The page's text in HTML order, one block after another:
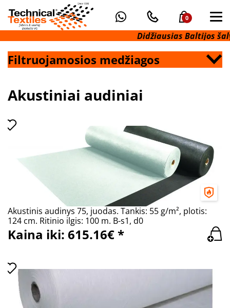
0
Didžiausias Baltijos
Filtruojamosios medžiagos
Akustiniai audiniai
Akustinis audinys 75, juodas. Tankis: 55 g/m², plotis:
124 cm. Ritinio ilgis: 100 m. B-s1, d0
Kaina iki: 615.16€ *